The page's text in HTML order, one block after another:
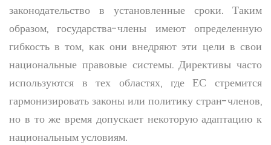
законодательство в установленные сроки. Таким
образом, государства-члены имеют определенную
гибкость в том, как они внедряют эти цели в свои
национальные правовые системы. Директивы часто
используются в тех областях, где ЕС стремится
гармонизировать законы или политику стран-членов,
но в то же время допускает некоторую адаптацию к
национальным условиям.